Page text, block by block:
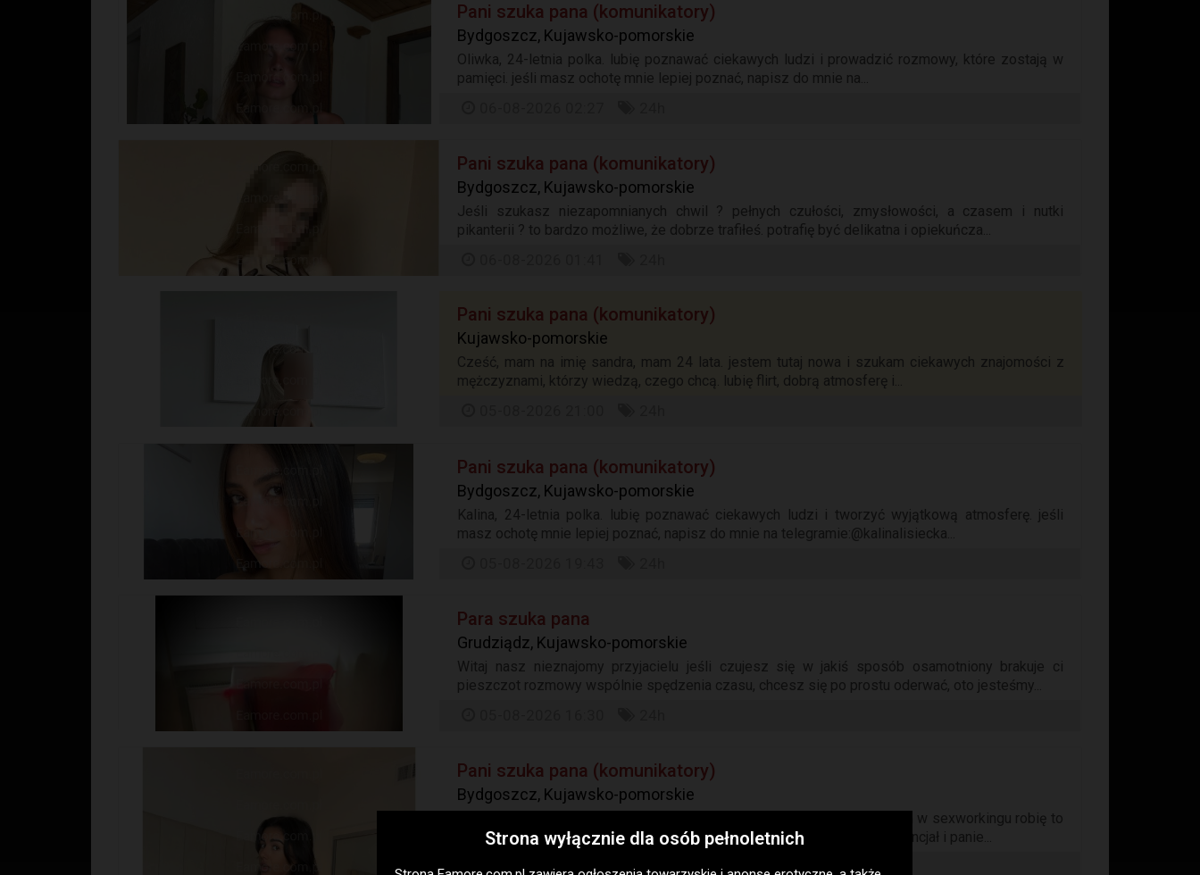
Pani szuka pana (komunikatory)
Bydgoszcz, Kujawsko-pomorskie
Oliwka, 24-letnia polka. lubię poznawać ciekawych ludzi i prowadzić rozmowy, które zostają w
pamięci. jeśli masz ochotę mnie lepiej poznać, napisz do mnie na...
Pani szuka pana (komunikatory)
Bydgoszcz, Kujawsko-pomorskie
Jeśli szukasz niezapomnianych chwil ? pełnych czułości, zmysłowości, a czasem i nutki
pikanterii ? to bardzo możliwe, że dobrze trafiłeś. potrafię być delikatna i opiekuńcza...
Pani szuka pana (komunikatory)
Kujawsko-pomorskie
Cześć, mam na imię sandra, mam 24 lata. jestem tutaj nowa i szukam ciekawych znajomości z
mężczyznami, którzy wiedzą, czego chcą. lubię flirt, dobrą atmosferę i...
Pani szuka pana (komunikatory)
Bydgoszcz, Kujawsko-pomorskie
Kalina, 24-letnia polka. lubię poznawać ciekawych ludzi i tworzyć wyjątkową atmosferę. jeśli
masz ochotę mnie lepiej poznać, napisz do mnie na telegramie:@kalinalisiecka...
Para szuka pana
Grudziądz, Kujawsko-pomorskie
Witaj nasz nieznajomy przyjacielu jeśli czujesz się w jakiś sposób osamotniony brakuje ci
pieszczot rozmowy wspólnie spędzenia czasu, chcesz się po prostu oderwać, oto jesteśmy...
Pani szuka pana (komunikatory)
Bydgoszcz, Kujawsko-pomorskie
Hej nazywam się julia. pewnie zadajecie sobie pytanie dlaczego działam w sexworkingu robię to
już około rok gdzie mam stałą grupę klientów którzy widzą we mnie potencjał i panie...
05-08-2026 16:00 24h
Strona wyłącznie dla osób pełnoletnich